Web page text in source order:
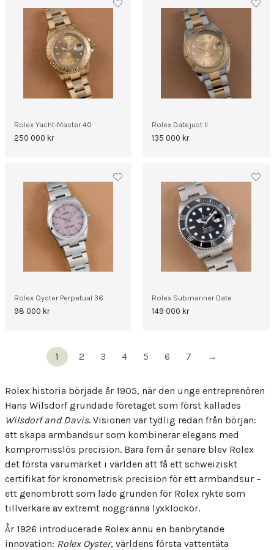
Rolex Yacht-Master 40
250 000 kr
Rolex Datejust II
135 000 kr
Rolex Oyster Perpetual 36
98 000 kr
Rolex Submariner Date
149 000 kr
1 2 3 4 5 6 7 →
Rolex historia började år 1905, när den unge entreprenören
Hans Wilsdorf grundade företaget som först kallades
Wilsdorf and Davis. Visionen var tydlig redan från början:
att skapa armbandsur som kombinerar elegans med
kompromisslös precision. Bara fem år senare blev Rolex
det första varumärket i världen att få ett schweiziskt
certifikat för kronometrisk precision för ett armbandsur –
ett genombrott som lade grunden för Rolex rykte som
tillverkare av extremt noggranna lyxklockor.
År 1926 introducerade Rolex ännu en banbrytande
innovation: Rolex Oyster, världens första vattentäta